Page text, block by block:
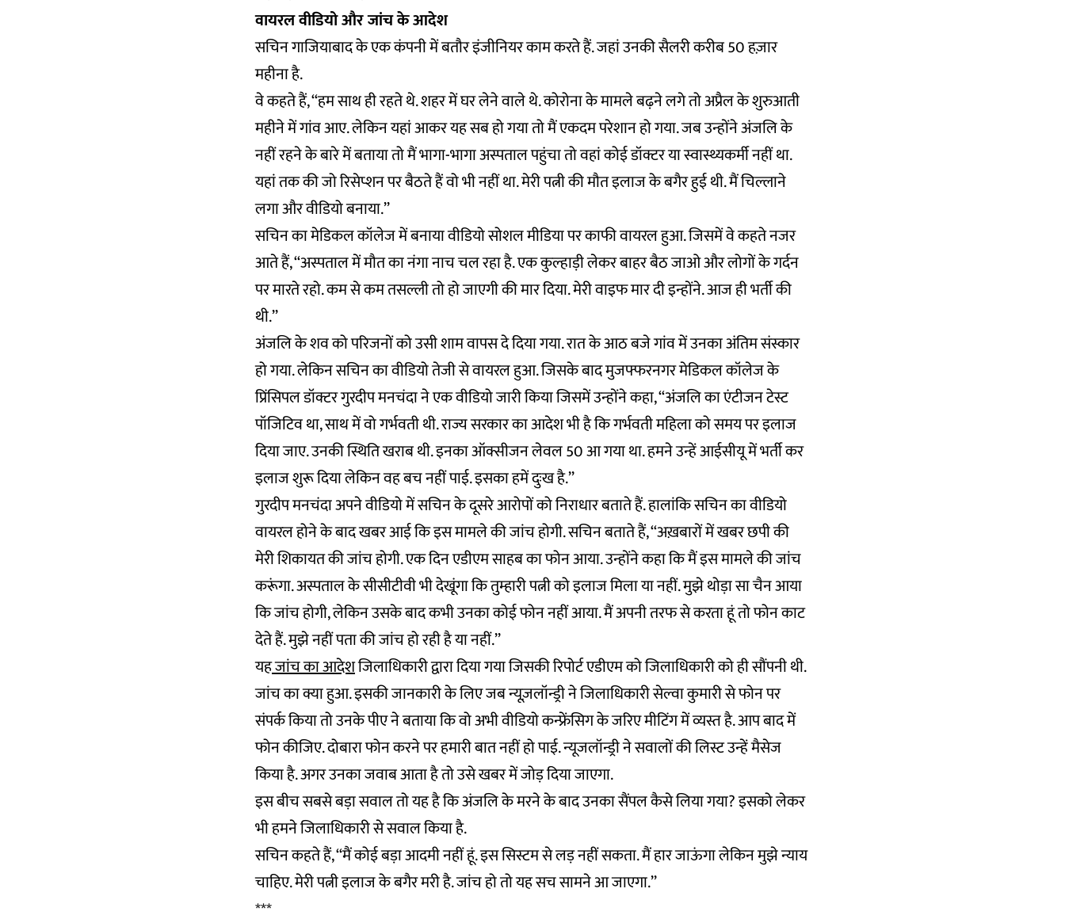
वायरल वीडियो और जांच के आदेश
सचिन गाजियाबाद के एक कंपनी में बतौर इंजीनियर काम करते हैं. जहां उनकी सैलरी करीब 50 हज़ार
महीना है.
वे कहते हैं, ‘‘हम साथ ही रहते थे. शहर में घर लेने वाले थे. कोरोना के मामले बढ़ने लगे तो अप्रैल के शुरुआती
महीने में गांव आए. लेकिन यहां आकर यह सब हो गया तो मैं एकदम परेशान हो गया. जब उन्होंने अंजलि के
नहीं रहने के बारे में बताया तो मैं भागा-भागा अस्पताल पहुंचा तो वहां कोई डॉक्टर या स्वास्थ्यकर्मी नहीं था.
यहां तक की जो रिसेप्शन पर बैठते हैं वो भी नहीं था. मेरी पत्नी की मौत इलाज के बगैर हुई थी. मैं चिल्लाने
लगा और वीडियो बनाया.’’
सचिन का मेडिकल कॉलेज में बनाया वीडियो सोशल मीडिया पर काफी वायरल हुआ. जिसमें वे कहते नजर
आते हैं, ‘‘अस्पताल में मौत का नंगा नाच चल रहा है. एक कुल्हाड़ी लेकर बाहर बैठ जाओ और लोगों के गर्दन
पर मारते रहो. कम से कम तसल्ली तो हो जाएगी की मार दिया. मेरी वाइफ मार दी इन्होंने. आज ही भर्ती की
थी.’’
अंजलि के शव को परिजनों को उसी शाम वापस दे दिया गया. रात के आठ बजे गांव में उनका अंतिम संस्कार
हो गया. लेकिन सचिन का वीडियो तेजी से वायरल हुआ. जिसके बाद मुजफ्फरनगर मेडिकल कॉलेज के
प्रिंसिपल डॉक्टर गुरदीप मनचंदा ने एक वीडियो जारी किया जिसमें उन्होंने कहा, ‘‘अंजलि का एंटीजन टेस्ट
पॉजिटिव था, साथ में वो गर्भवती थी. राज्य सरकार का आदेश भी है कि गर्भवती महिला को समय पर इलाज
दिया जाए. उनकी स्थिति खराब थी. इनका ऑक्सीजन लेवल 50 आ गया था. हमने उन्हें आईसीयू में भर्ती कर
इलाज शुरू दिया लेकिन वह बच नहीं पाई. इसका हमें दुःख है.’’
गुरदीप मनचंदा अपने वीडियो में सचिन के दूसरे आरोपों को निराधार बताते हैं. हालांकि सचिन का वीडियो
वायरल होने के बाद खबर आई कि इस मामले की जांच होगी. सचिन बताते हैं, ‘‘अख़बारों में खबर छपी की
मेरी शिकायत की जांच होगी. एक दिन एडीएम साहब का फोन आया. उन्होंने कहा कि मैं इस मामले की जांच
करूंगा. अस्पताल के सीसीटीवी भी देखूंगा कि तुम्हारी पत्नी को इलाज मिला या नहीं. मुझे थोड़ा सा चैन आया
कि जांच होगी, लेकिन उसके बाद कभी उनका कोई फोन नहीं आया. मैं अपनी तरफ से करता हूं तो फोन काट
देते हैं. मुझे नहीं पता की जांच हो रही है या नहीं.’’
यहजांच का आदेशजिलाधिकारी द्वारा दिया गया जिसकी रिपोर्ट एडीएम को जिलाधिकारी को ही सौंपनी थी.
जांच का क्या हुआ. इसकी जानकारी के लिए जब न्यूज़लॉन्ड्री ने जिलाधिकारी सेल्वा कुमारी से फोन पर
संपर्क किया तो उनके पीए ने बताया कि वो अभी वीडियो कन्फ्रेंसिग के जरिए मीटिंग में व्यस्त है. आप बाद में
फोन कीजिए. दोबारा फोन करने पर हमारी बात नहीं हो पाई. न्यूजलॉन्ड्री ने सवालों की लिस्ट उन्हें मैसेज
किया है. अगर उनका जवाब आता है तो उसे खबर में जोड़ दिया जाएगा.
इस बीच सबसे बड़ा सवाल तो यह है कि अंजलि के मरने के बाद उनका सैंपल कैसे लिया गया? इसको लेकर
भी हमने जिलाधिकारी से सवाल किया है.
सचिन कहते हैं, ‘‘मैं कोई बड़ा आदमी नहीं हूं. इस सिस्टम से लड़ नहीं सकता. मैं हार जाऊंगा लेकिन मुझे न्याय
चाहिए. मेरी पत्नी इलाज के बगैर मरी है. जांच हो तो यह सच सामने आ जाएगा.’’
***